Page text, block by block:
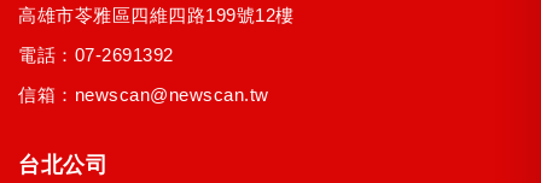
高雄市苓雅區四維四路199號12樓
電話： 07-2691392
信箱： newscan@newscan.tw
台北公司